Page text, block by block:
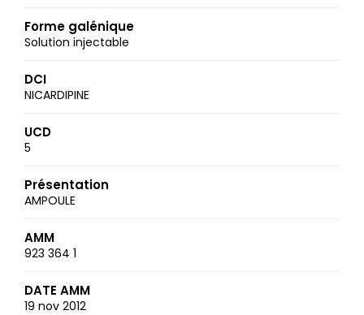
Forme galénique
Solution injectable
DCI
NICARDIPINE
UCD
5
Présentation
AMPOULE
AMM
923 364 1
DATE AMM
19 nov 2012